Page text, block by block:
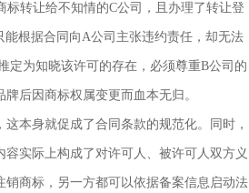
转让给不知情的C公司，且办理了转让登
根据合同向A公司主张违约责任，却无法
定为知晓该许可的存在，必须尊重B公司的
后因商标权属变更而血本无归。
本身就促成了合同条款的规范化。同时，
实际上构成了对许可人、被许可人双方义
商标，另一方都可以依据备案信息启动法